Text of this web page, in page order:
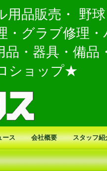
用品販売・ 野
・グラブ修理
品・器具・備
ショップ★
ース 会社概要 スタッフ紹